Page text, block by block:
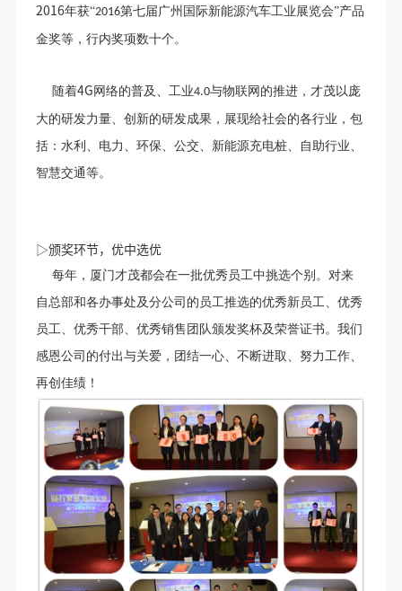
2016年获“2016第七届广州国际新能源汽车工业展览会”产品
金奖等，行内奖项数十个。
随着4G 网络的普及、工业4.0与物联网的推进，才茂以庞
大的研发力量、创新的研发成果，展现给社会的各行业，包
括：水利、电力、环保、公交、新能源充电桩、自助行业、
智慧交通等。
▷颁奖环节，优中选优
每年，厦门才茂都会在一批优秀员工中挑选个别。对来
自总部和各办事处及分公司的员工推选的优秀新员工、优秀
员工、优秀干部、优秀销售团队颁发奖杯及荣誉证书。我们
感恩公司的付出与关爱，团结一心、不断进取、努力工作、
再创佳绩！